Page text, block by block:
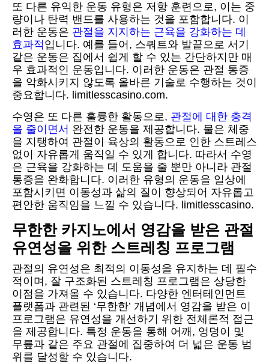
또 다른 유익한 운동 유형은 저항 훈련으로, 이는 중
량이나 탄력 밴드를 사용하는 것을 포함합니다. 이
러한 운동은 관절을 지지하는 근육을 강화하는 데
효과적입니다. 예를 들어, 스쿼트와 발끝으로 서기
같은 운동은 집에서 쉽게 할 수 있는 간단하지만 매
우 효과적인 운동입니다. 이러한 운동은 관절 통증
을 악화시키지 않도록 올바른 기술로 수행하는 것이
중요합니다. limitlesscasino.com.
수영은 또 다른 훌륭한 활동으로, 관절에 대한 충격
을 줄이면서 완전한 운동을 제공합니다. 물은 체중
을 지탱하여 관절이 육상의 활동으로 인한 스트레스
없이 자유롭게 움직일 수 있게 합니다. 따라서 수영
은 근육을 강화하는 데 도움을 줄 뿐만 아니라 관절
통증을 완화합니다. 이러한 유형의 운동을 일상에
포함시키면 이동성과 삶의 질이 향상되어 자유롭고
편안한 움직임을 느낄 수 있습니다. limitlesscasino.
무한한 카지노에서 영감을 받은 관절
유연성을 위한 스트레칭 프로그램
관절의 유연성은 최적의 이동성을 유지하는 데 필수
적이며, 잘 구조화된 스트레칭 프로그램은 상당한
이점을 가져올 수 있습니다. 다양한 엔터테인먼트
플랫폼과 관련된 ‘무한한’ 개념에서 영감을 받은 이
프로그램은 유연성을 개선하기 위한 전체론적 접근
을 제공합니다. 특정 운동을 통해 어깨, 엉덩이 및
무릎과 같은 주요 관절에 집중하여 더 넓은 운동 범
위를 달성할 수 있습니다.